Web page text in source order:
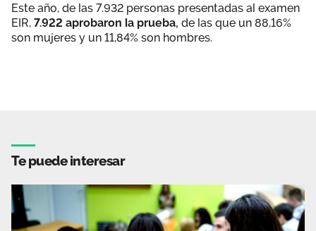
Este año, de las 7.932 personas presentadas al examen
EIR, 7.922 aprobaron la prueba, de las que un 88,16%
son mujeres y un 11,84% son hombres.
Te puede interesar